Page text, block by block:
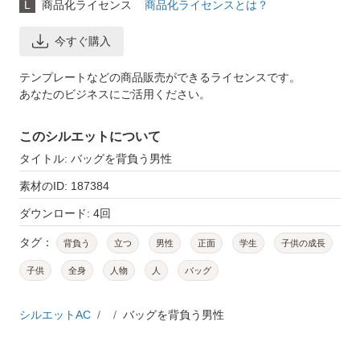
L 商品化ライセンス 商品化ライセンスとは？
今すぐ購入
テンプレートなどの商品販売ができるライセンスです。
あなたのビジネスにご活用ください。
このシルエットについて
タイトル: バッグを背負う男性
素材のID: 187384
ダウンロード: 4回
タグ： 背負う 立つ 男性 正面 学生 子供の成長
子供 全身 人物 人 バッグ
シルエットAC バッグを背負う男性